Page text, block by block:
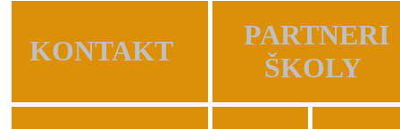
KONTAKT
PARTNERI
ŠKOLY